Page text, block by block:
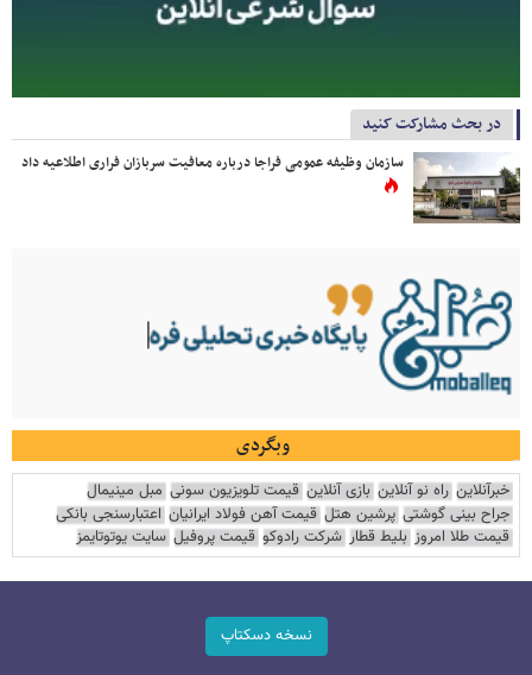
در بحث مشارکت کنید
سازمان وظیفه عمومی فراجا درباره معافیت سربازان فراری اطلاعیه داد
وبگردی
خبرآنلاین راه نو آنلاین بازی آنلاین قیمت تلویزیون سونی مبل مینیمال
جراح بینی گوشتی پرشین هتل قیمت آهن فولاد ایرانیان اعتبارسنجی بانکی
قیمت طلا امروز بلیط قطار شرکت رادوکو قیمت پروفیل سایت یوتوتایمز
نسخه دسکتاپ